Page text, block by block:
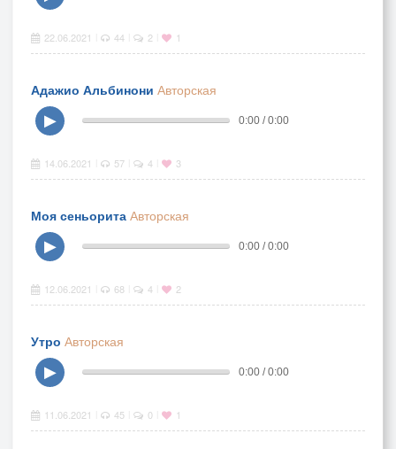
22.06.2021 44 2 1
Адажио Альбинони Авторская
▶
0:00 / 0:00
14.06.2021 57 4 3
Моя сеньорита Авторская
▶
0:00 / 0:00
12.06.2021 68 4 2
Утро Авторская
▶
0:00 / 0:00
11.06.2021 45 0 1